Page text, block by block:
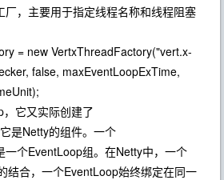
，主要用于指定线程名称和线程阻塞
= new VertxThreadFactory("vert.x-
false, maxEventLoopExTime,
它又实际创建了
是Netty的组件。一个
一个EventLoop组。在Netty中，一个
结合，一个EventLoop始终绑定在同一